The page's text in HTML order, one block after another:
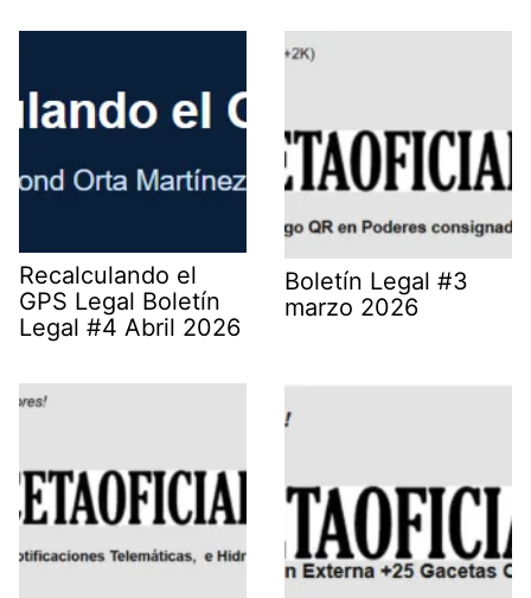
Recalculando el
GPS Legal Boletín
Legal #4 Abril 2026
Boletín Legal #3
marzo 2026